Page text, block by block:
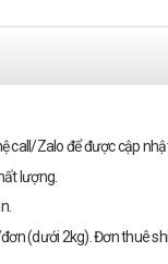
call/Zalo để được cập
lượng.
(dưới 2kg). Đơn thuê